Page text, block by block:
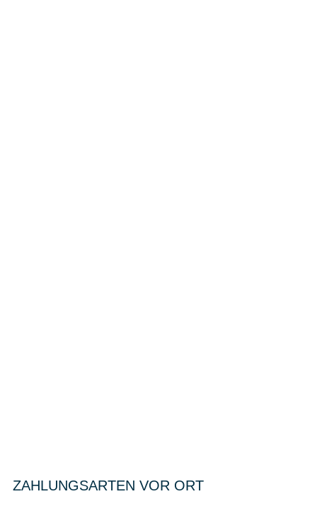
ZAHLUNGSARTEN VOR ORT